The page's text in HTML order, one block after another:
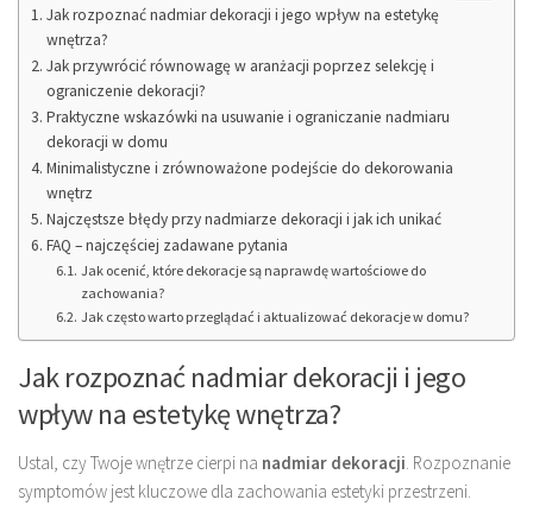
Jak rozpoznać nadmiar dekoracji i jego wpływ na estetykę
wnętrza?
Jak przywrócić równowagę w aranżacji poprzez selekcję i
ograniczenie dekoracji?
Praktyczne wskazówki na usuwanie i ograniczanie nadmiaru
dekoracji w domu
Minimalistyczne i zrównoważone podejście do dekorowania
wnętrz
Najczęstsze błędy przy nadmiarze dekoracji i jak ich unikać
FAQ – najczęściej zadawane pytania
Jak ocenić, które dekoracje są naprawdę wartościowe do
zachowania?
Jak często warto przeglądać i aktualizować dekoracje w domu?
Jak rozpoznać nadmiar dekoracji i jego
wpływ na estetykę wnętrza?
Ustal, czy Twoje wnętrze cierpi na nadmiar dekoracji . Rozpoznanie
symptomów jest kluczowe dla zachowania estetyki przestrzeni.